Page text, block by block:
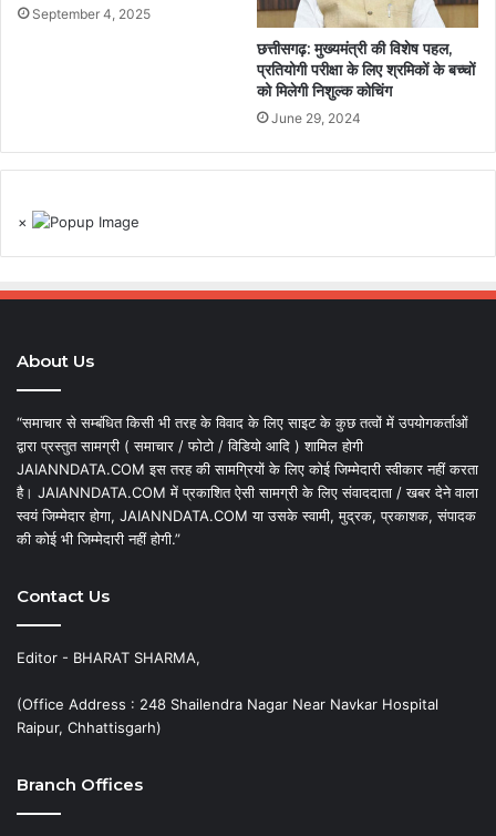
September 4, 2025
छत्तीसगढ़: मुख्यमंत्री की विशेष पहल,
प्रतियोगी परीक्षा के लिए श्रमिकों के बच्चों
को मिलेगी निशुल्क कोचिंग
June 29, 2024
×
About Us
“समाचार से सम्बंधित किसी भी तरह के विवाद के लिए साइट के कुछ तत्वों में उपयोगकर्ताओं
द्वारा प्रस्तुत सामग्री ( समाचार / फोटो / विडियो आदि ) शामिल होगी
JAIANNDATA.COM इस तरह की सामग्रियों के लिए कोई जिम्मेदारी स्वीकार नहीं करता
है। JAIANNDATA.COM में प्रकाशित ऐसी सामग्री के लिए संवाददाता / खबर देने वाला
स्वयं जिम्मेदार होगा, JAIANNDATA.COM या उसके स्वामी, मुद्रक, प्रकाशक, संपादक
की कोई भी जिम्मेदारी नहीं होगी.”
Contact Us
Editor - BHARAT SHARMA,
(Office Address : 248 Shailendra Nagar Near Navkar Hospital
Raipur, Chhattisgarh)
Branch Offices